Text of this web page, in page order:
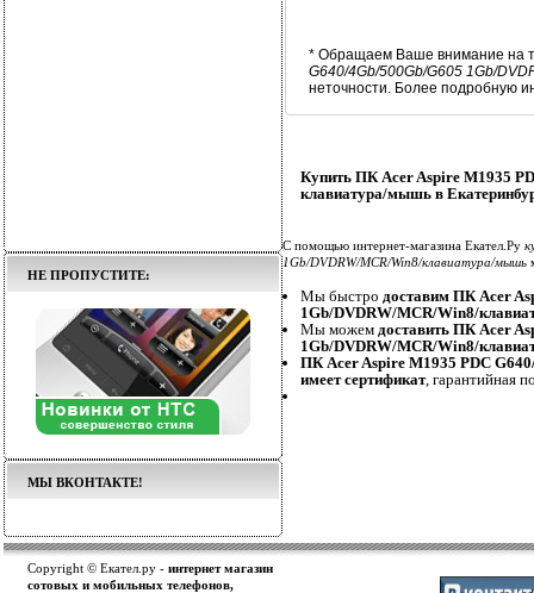
НЕ ПРОПУСТИТЕ:
МЫ ВКОНТАКТЕ!
* Обращаем Ваше внимание на
G640/4Gb/500Gb/G605 1Gb/
неточности. Более подробную
Купить ПК Acer Aspire M1935
клавиатура/мышь в
С помощью интернет-магазина Екател.Ру
1Gb/DVDRW/MCR/Win8/клавиатура/мышь
Мы быстро доставим ПК Acer
1Gb/DVDRW/MCR/Win8/
Мы можем доставить ПК Acer
1Gb/DVDRW/MCR/Win8/
ПК Acer Aspire M1935 PDC
имеет сертификат, гарантийная
Copyright © Екател.ру - интернет магазин
сотовых и мобильных телефонов,